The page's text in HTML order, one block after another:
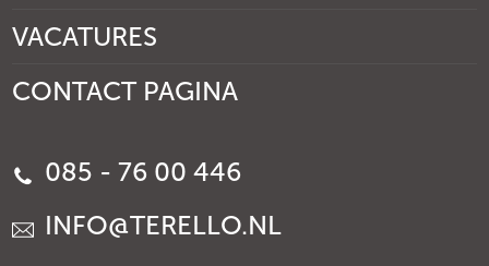
VACATURES
CONTACT PAGINA
085 - 76 00 446
INFO@TERELLO.NL